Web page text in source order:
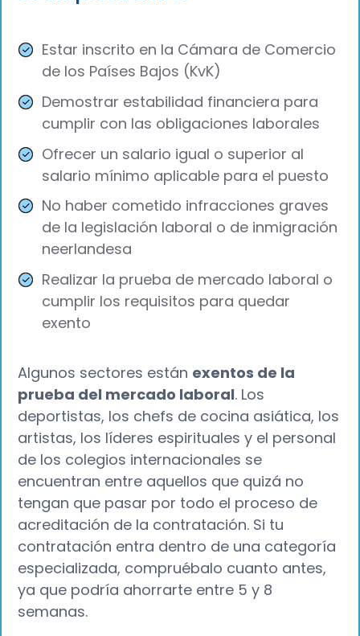
Estar inscrito en la Cámara de Comercio
de los Países Bajos (KvK)
Demostrar estabilidad financiera para
cumplir con las obligaciones laborales
Ofrecer un salario igual o superior al
salario mínimo aplicable para el puesto
No haber cometido infracciones graves
de la legislación laboral o de inmigración
neerlandesa
Realizar la prueba de mercado laboral o
cumplir los requisitos para quedar
exento
Algunos sectores están exentos de la
prueba del mercado laboral. Los
deportistas, los chefs de cocina asiática, los
artistas, los líderes espirituales y el personal
de los colegios internacionales se
encuentran entre aquellos que quizá no
tengan que pasar por todo el proceso de
acreditación de la contratación. Si tu
contratación entra dentro de una categoría
especializada, compruébalo cuanto antes,
ya que podría ahorrarte entre 5 y 8
semanas.